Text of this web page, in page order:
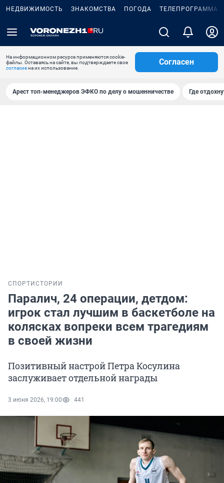
НЕДВИЖИМОСТЬ ЗНАКОМСТВА ПОГОДА ТЕЛЕПРОГРАММА
На информационном ресурсе применяются cookie-
файлы. Оставаясь на сайте, вы подтверждаете свое
согласиена их использование.
Согласен
Арест топ-менеджеров ЭФКО по делу о мошенничестве Где
СПОРТ ИСТОРИИ
Паралич, 24 операции, детдом:
игрок стал лучшим в баскетболе на
колясках вопреки всем трагедиям
в своей жизни
Позитивный настрой Петра Косулина
заслуживает отдельной награды
3 июня 2026, 19:00 441